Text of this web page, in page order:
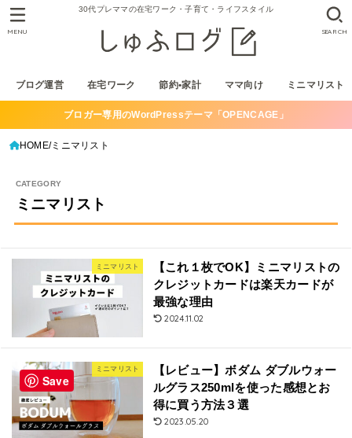
30代プレママの在宅ワーク・子育て・ライフスタイル
ブログ運営 在宅ワーク 節約•家計 ママ向け ミニマリスト
SEARCH
MENU
ブロガー専用のWordPressテーマ「OPENCAGE」
HOME ミニマリスト
ミニマリスト
ミニマリスト
【これ１枚でOK】ミニマリストの
クレジットカードは楽天カードが
最強な理由
2024.11.02
ミニマリスト
【レビュー】ボダム ダブルウォー
ルグラス250mlを使った感想とお
得に買う方法３選
2023.05.20
Save